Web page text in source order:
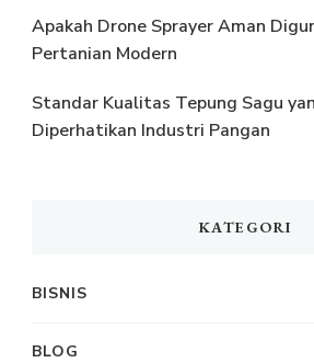
Apakah Drone Sprayer Aman
Pertanian Modern
Standar Kualitas Tepung Sagu
Diperhatikan Industri Pangan
KATEGORI
BISNIS
BLOG